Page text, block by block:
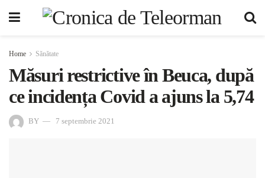
Home Sănătate
Măsuri restrictive în Beuca, după
ce incidența Covid a ajuns la 5,74
BY 7 septembrie 2021